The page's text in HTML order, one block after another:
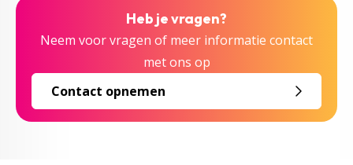
Heb je vragen?
Neem voor vragen of meer informatie contact
met ons op
Contact opnemen